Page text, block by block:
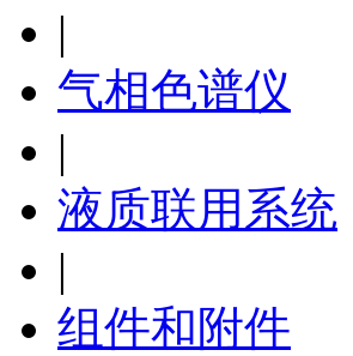
|
气相色谱仪
|
液质联用系统
|
组件和附件